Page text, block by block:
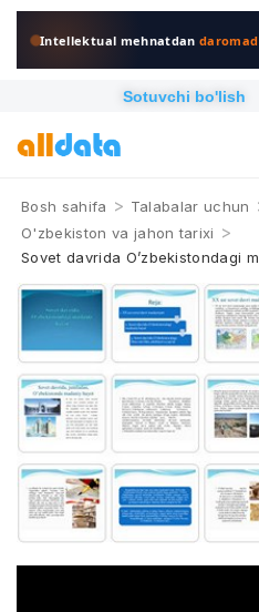
Intellektual mehnatdan
Sotuvchi bo'lish
Bosh sahifa > Talabalar uchun
O'zbekiston va jahon tarixi >
Sovet davrida O’zbekistondagi